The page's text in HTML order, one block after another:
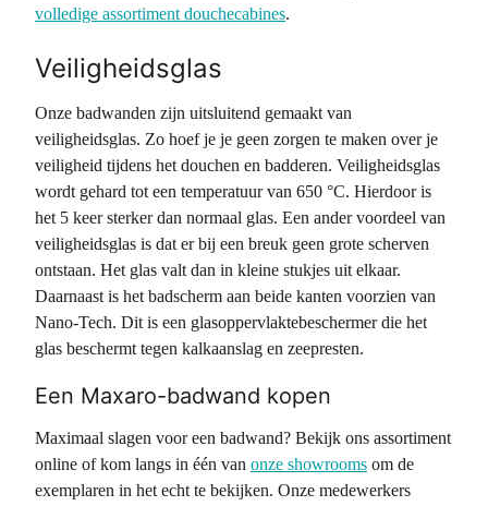
volledige assortiment douchecabines.
Veiligheidsglas
Onze badwanden zijn uitsluitend gemaakt van
veiligheidsglas. Zo hoef je je geen zorgen te maken over je
veiligheid tijdens het douchen en badderen. Veiligheidsglas
wordt gehard tot een temperatuur van 650 °C. Hierdoor is
het 5 keer sterker dan normaal glas. Een ander voordeel van
veiligheidsglas is dat er bij een breuk geen grote scherven
ontstaan. Het glas valt dan in kleine stukjes uit elkaar.
Daarnaast is het badscherm aan beide kanten voorzien van
Nano-Tech. Dit is een glasoppervlaktebeschermer die het
glas beschermt tegen kalkaanslag en zeepresten.
Een Maxaro-badwand kopen
Maximaal slagen voor een badwand? Bekijk ons assortiment
online of kom langs in één van onze showrooms om de
exemplaren in het echt te bekijken. Onze medewerkers